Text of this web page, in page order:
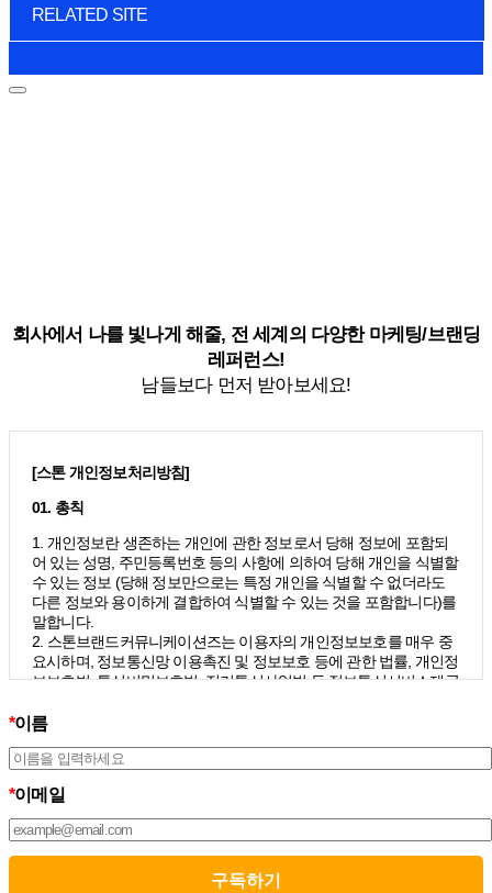
RELATED SITE
회사에서 나를 빛나게 해줄, 전 세계의 다양한 마케팅/브랜딩
레퍼런스!
남들보다 먼저 받아보세요!
[스톤 개인정보처리방침]
01. 총칙
1. 개인정보란 생존하는 개인에 관한 정보로서 당해 정보에 포함되
어 있는 성명, 주민등록번호 등의 사항에 의하여 당해 개인을 식별할
수 있는 정보 (당해 정보만으로는 특정 개인을 식별할 수 없더라도
다른 정보와 용이하게 결합하여 식별할 수 있는 것을 포함합니다)를
말합니다.
2. 스톤브랜드커뮤니케이션즈는 이용자의 개인정보보호를 매우 중
요시하며, 정보통신망 이용촉진 및 정보보호 등에 관한 법률, 개인정
보보호법, 통신비밀보호법, 전기통신사업법 등 정보통신서비스제공
개인정보처리방침을 통하여 이용자가 제공하는 개인정보가 어떠한
치가 취해지고 있는지 알려드립니다.
선을 위하여 개정하는데 필요한 절차를 정하고 있으며, 개인정보처
리방침을 회사의 필요와 사회적 변화에 맞게 변경할 수 있습니다. 그
리고 개인정보처리방침을 개정하는 경우 버전번호 등을 부여하여
개정된 사항을 이용자께서 쉽게 알아볼 수 있도록 하고 있습니다.
*이름
*이메일